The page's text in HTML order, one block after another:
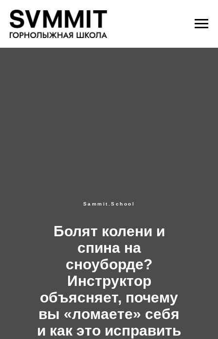
Болят колени и
спина на
сноуборде?
Инструктор
объясняет, почему
вы «ломаете» себя
и как это исправить
Sammit.School